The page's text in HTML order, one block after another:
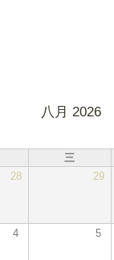
八月 2026
三
28 29
4 5